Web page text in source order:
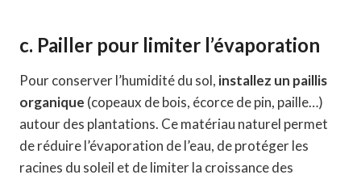
c. Pailler pour limiter l’évaporation
Pour conserver l’humidité du sol, installez un paillis
organique (copeaux de bois, écorce de pin, paille…)
autour des plantations. Ce matériau naturel permet
de réduire l’évaporation de l’eau, de protéger les
racines du soleil et de limiter la croissance des